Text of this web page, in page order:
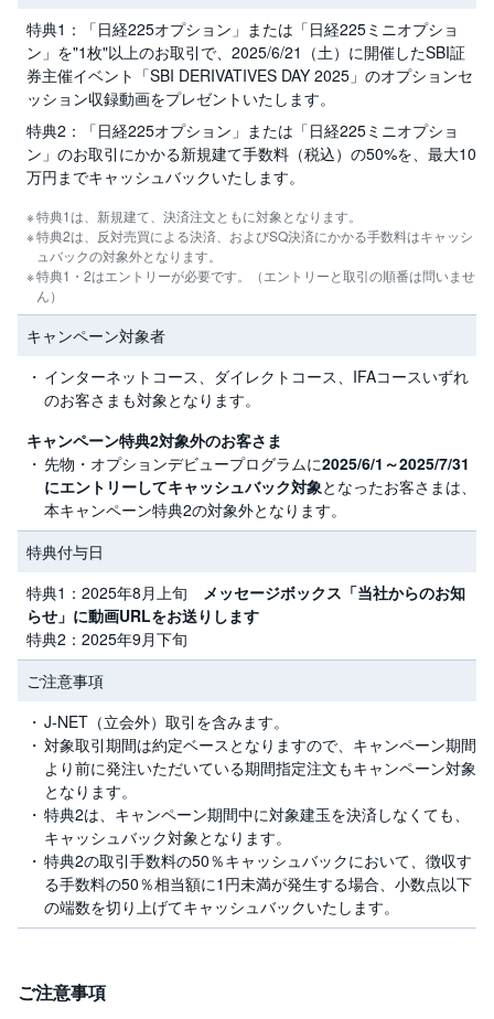
O
)
i
D
C
o
特典1：「日経225オプション」または「日経225ミニオプショ
ン」を"1枚"以上のお取引で、2025/6/21（土）に開催したSBI証
券主催イベント「SBI DERIVATIVES DAY 2025」のオプションセ
ッション収録動画をプレゼントいたします。
特典2：「日経225オプション」または「日経225ミニオプショ
ン」のお取引にかかる新規建て手数料（税込）の50%を、最大10
万円までキャッシュバックいたします。
特典1は、新規建て、決済注文ともに対象となります。
特典2は、反対売買による決済、およびSQ決済にかかる手数料はキャッシ
ュバックの対象外となります。
特典1・2はエントリーが必要です。（エントリーと取引の順番は問いませ
ん）
キャンペーン対象者
インターネットコース、ダイレクトコース、IFAコースいずれ
のお客さまも対象となります。
キャンペーン特典2対象外のお客さま
先物・オプションデビュープログラムに2025/6/1～2025/7/31
にエントリーしてキャッシュバック対象となったお客さまは、
本キャンペーン特典2の対象外となります。
特典付与日
特典1：2025年8月上旬 メッセージボックス「当社からのお知
らせ」に動画URLをお送りします
特典2：2025年9月下旬
ご注意事項
J-NET（立会外）取引を含みます。
対象取引期間は約定ベースとなりますので、キャンペーン期間
より前に発注いただいている期間指定注文もキャンペーン対象
となります。
特典2は、キャンペーン期間中に対象建玉を決済しなくても、
キャッシュバック対象となります。
特典2の取引手数料の50％キャッシュバックにおいて、徴収す
る手数料の50％相当額に1円未満が発生する場合、小数点以下
の端数を切り上げてキャッシュバックいたします。
ご注意事項